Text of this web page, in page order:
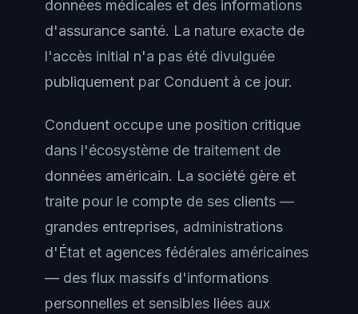
données médicales et des informations
d'assurance santé. La nature exacte de
l'accès initial n'a pas été divulguée
publiquement par Conduent à ce jour.
Conduent occupe une position critique
dans l'écosystème de traitement de
données américain. La société gère et
traite pour le compte de ses clients —
grandes entreprises, administrations
d'État et agences fédérales américaines
— des flux massifs d'informations
personnelles et sensibles liées aux